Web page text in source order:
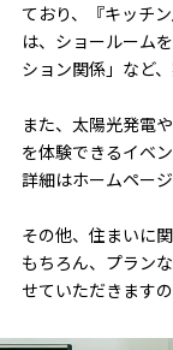
ており、『キッチ
は、ショールーム
ション関係」など
また、太陽光発電
を体験できるイベ
詳細はホームペー
その他、住まいに
もちろん、プラン
せていただきます